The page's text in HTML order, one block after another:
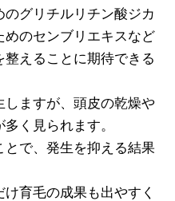
グリチルリチン酸ジカ
めのセンブリエキスなど
えることに期待できる
ますが、頭皮の乾燥や
く見られます。
で、発生を抑える結果
育毛の成果も出やすく